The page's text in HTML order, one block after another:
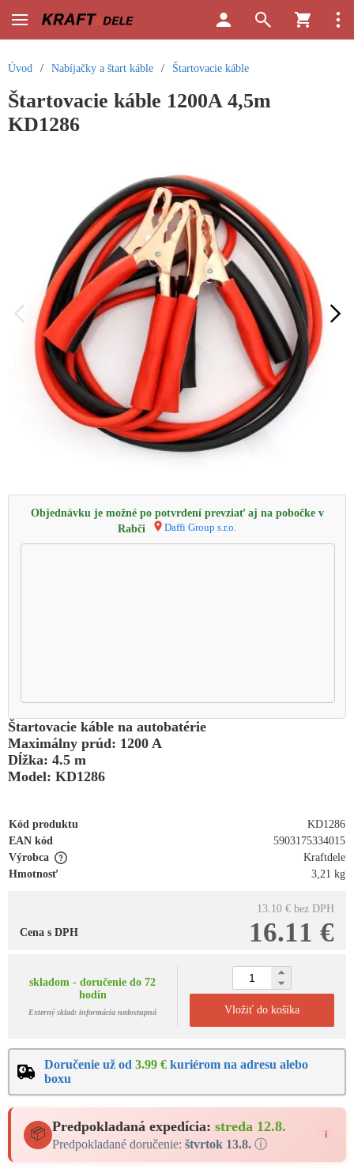
Úvod / Nabíjačky a štart káble / Štartovacie káble
Štartovacie káble 1200A 4,5m
KD1286
Objednávku je možné po potvrdení prevziať aj na pobočke v
Rabči
Daffi Group s.r.o.
Štartovacie káble na autobatérie
Maximálny prúd: 1200 A
Dĺžka: 4.5 m
Model: KD1286
Kód produktu
KD1286
EAN kód
5903175334015
Výrobca
Kraftdele
Hmotnosť
3,21 kg
13.10 € bez DPH
16.11 €
Cena s DPH
skladom - doručenie do 72
hodín
Externý sklad: informácia nedostupná Vložiť do košíka
Doručenie už od 3.99 € kuriérom na adresu alebo
boxu
📦 Predpokladaná expedícia: streda 12.8.
Predpokladané doručenie: štvrtok 13.8. ⓘ
i